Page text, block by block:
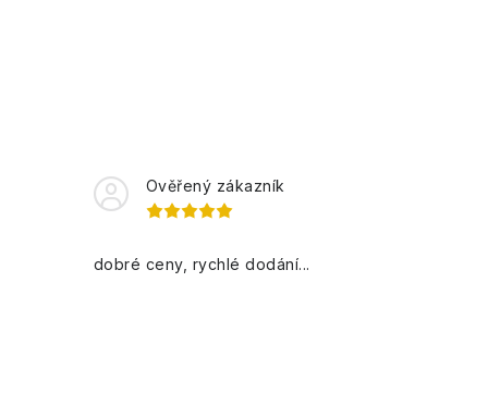
Ověřený zákazník
dobré ceny, rychlé dodání...